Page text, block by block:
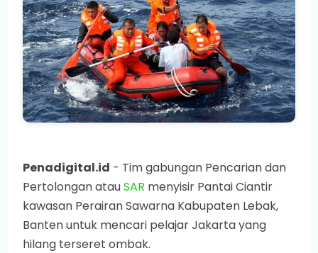
Penadigital.id - Tim gabungan Pencarian dan
Pertolongan atauSAR menyisir Pantai Ciantir
kawasan Perairan Sawarna Kabupaten Lebak,
Banten untuk mencari pelajar Jakarta yang
hilang terseret ombak.